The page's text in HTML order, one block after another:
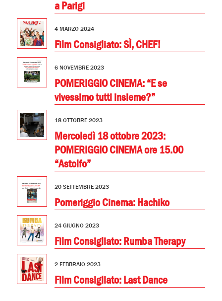
a Parigi
4 MARZO 2024
Film Consigliato: SÌ, CHEF!
6 NOVEMBRE 2023
POMERIGGIO CINEMA: “E se
vivessimo tutti insieme?”
18 OTTOBRE 2023
Mercoledì 18 ottobre 2023:
POMERIGGIO CINEMA ore 15.00
“Astolfo”
20 SETTEMBRE 2023
Pomeriggio Cinema: Hachiko
24 GIUGNO 2023
Film Consigliato: Rumba Therapy
2 FEBBRAIO 2023
Film Consigliato: Last Dance